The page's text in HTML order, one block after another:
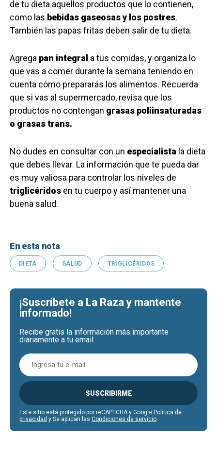
de tu dieta aquellos productos que lo contienen,
como las bebidas gaseosas y los postres.
También las papas fritas deben salir de tu dieta.
Agrega pan integral a tus comidas, y organiza lo
que vas a comer durante la semana teniendo en
cuenta cómo prepararás los alimentos. Recuerda
que si vas al supermercado, revisa que los
productos no contengan grasas poliinsaturadas
o grasas trans.
No dudes en consultar con un especialista la dieta
que debes llevar. La información que te pueda dar
es muy valiosa para controlar los niveles de
triglicéridos en tu cuerpo y así mantener una
buena salud.
En esta nota
DIETA SALUD TRIGLICÉRIDOS
¡Suscríbete a La Raza y mantente
informado!
Recibe gratis la información más importante
diariamente a tu email
SUSCRIBIRME
Este sitio está protegido por reCAPTCHA y Google Política de
privacidad y Se aplican las Condiciones de servicio.